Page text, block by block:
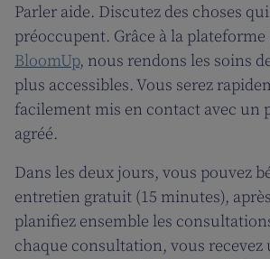
Parler aide. Discutez des choses
préoccupent. Grâce à la plateforme
BloomUp, nous rendons les soins
plus accessibles. Vous serez
facilement mis en contact avec un
agréé.
Dans les deux jours, vous pouvez
entretien gratuit (15 minutes),
planifiez ensemble les
chaque consultation, vous recevez